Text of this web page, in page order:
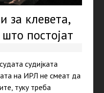
за клевета,
постојат
судијката
на ИРЛ не смеат да
туку треба